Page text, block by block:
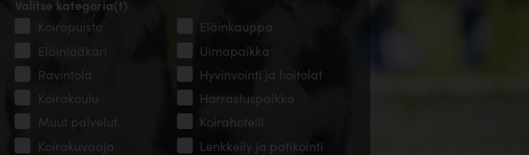
Valitse kategoria(t)
Koirapuisto
Eläinkauppa
Eläinlääkäri
Uimapaikka
Ravintola
Hyvinvointi ja hoitolat
Koirakoulu
Harrastuspaikka
Muut palvelut
Koirahotelli
Koirakuvaaja
Lenkkeily ja patikointi